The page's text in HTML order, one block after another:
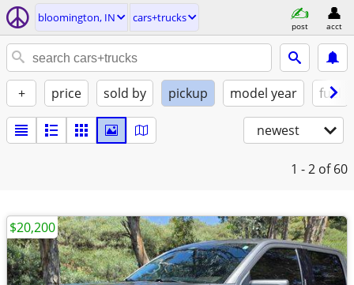
bloomington, IN cars+trucks
post acct
+ price sold by pickup model year fuel
newest
1 - 2 of 60
$20,200